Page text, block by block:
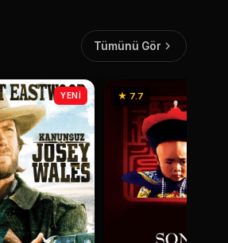
Tümünü Gör
YENİ ★ 7.7